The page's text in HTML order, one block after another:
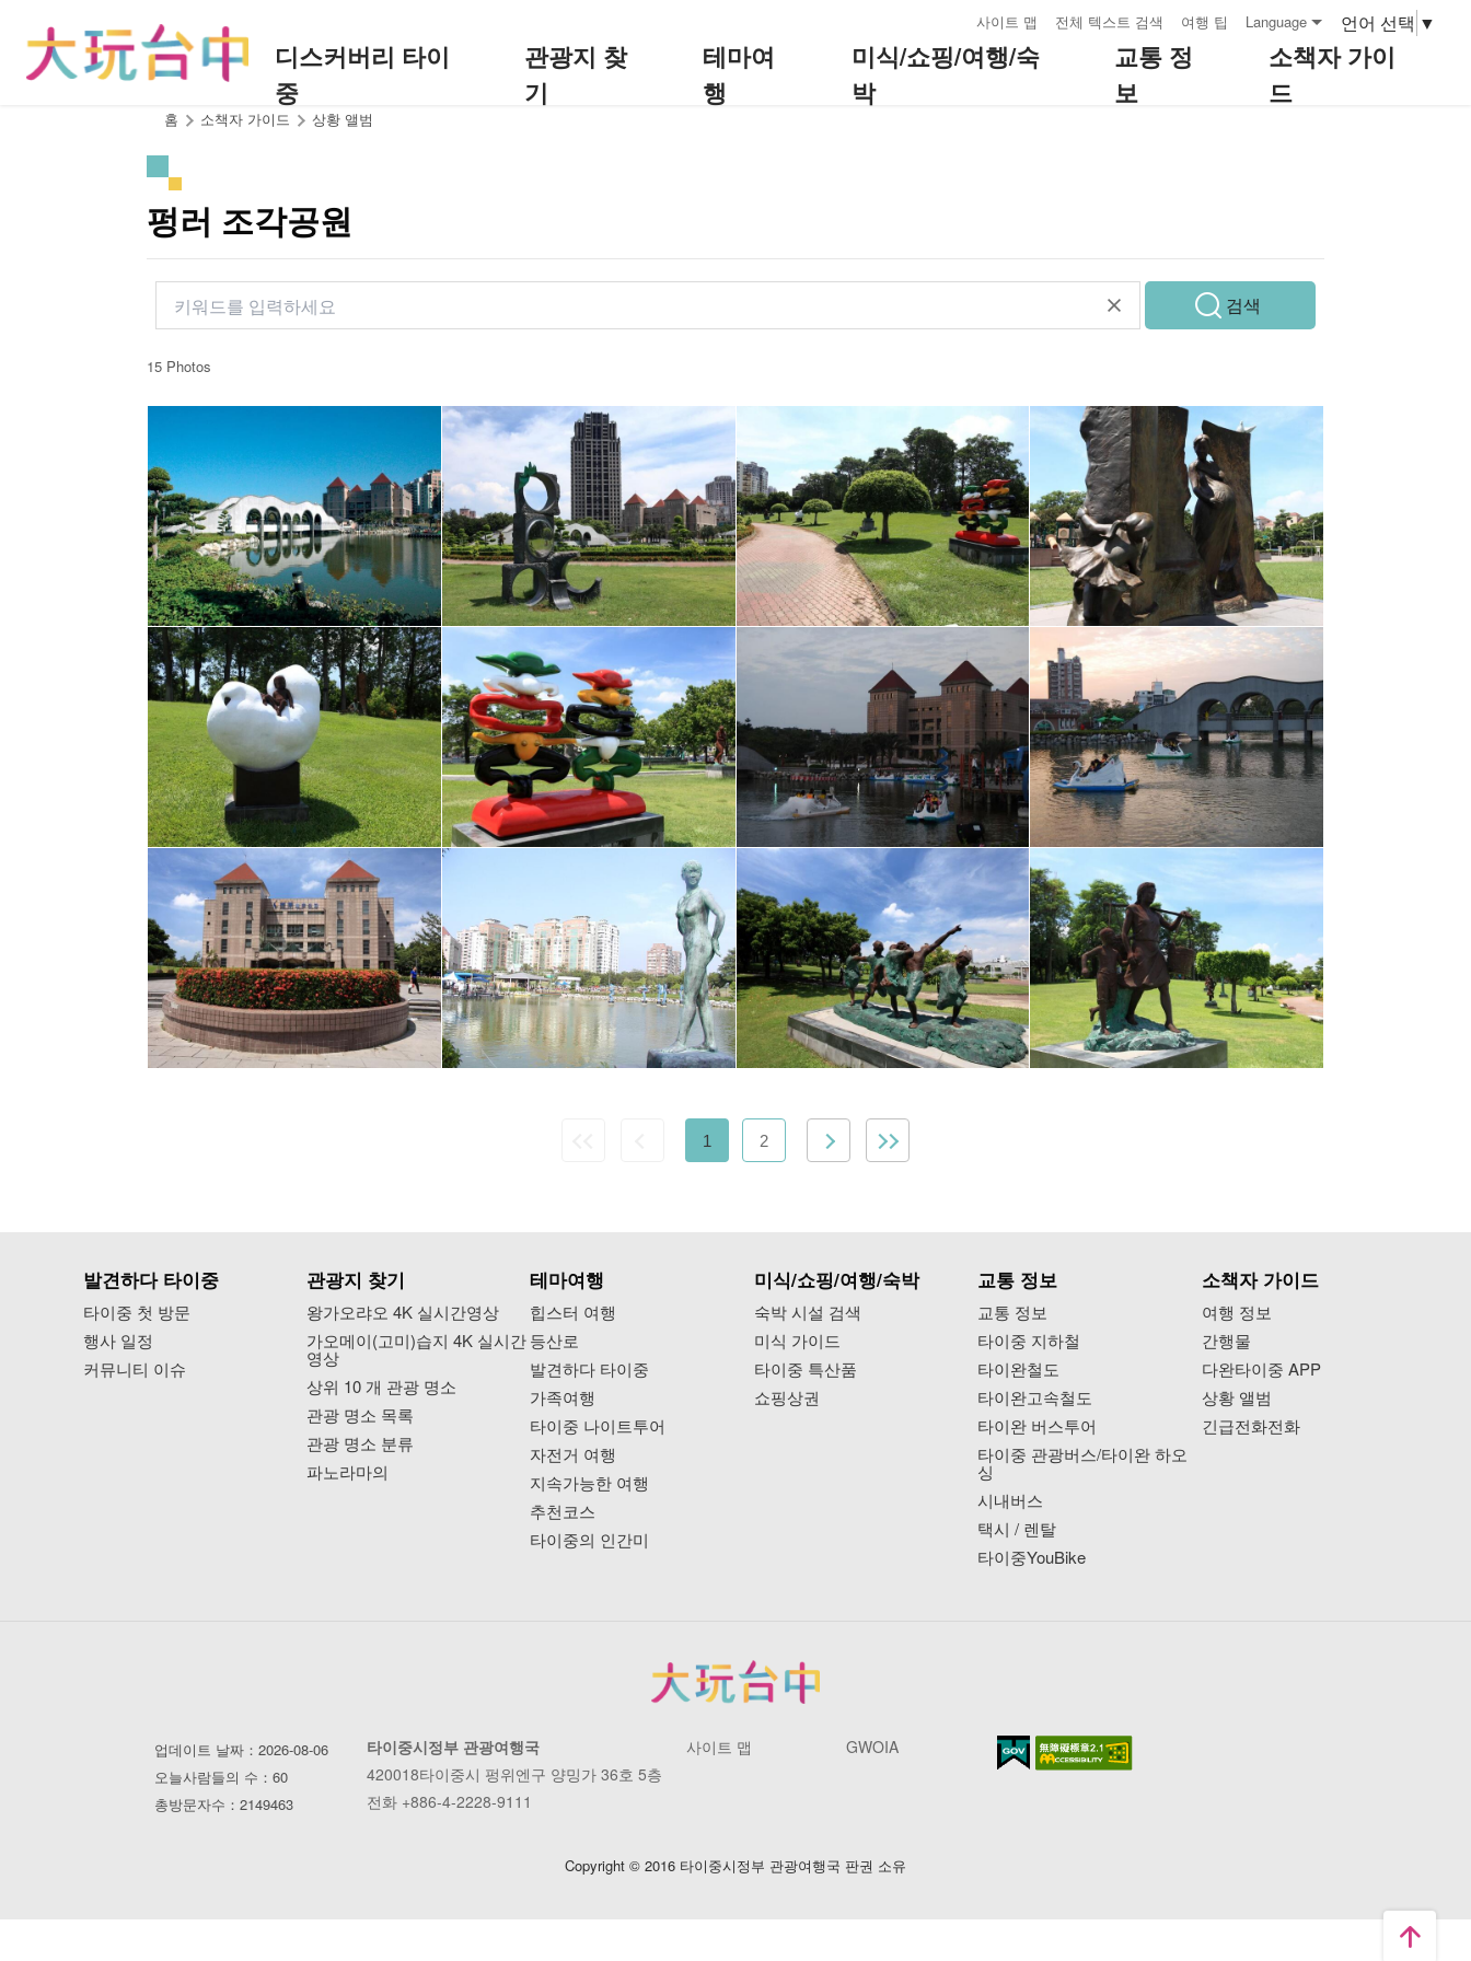
사이트 맵 전체 텍스트 검색 여행 팁 Language 언어 선택 ▼
디스커버리 타이
중
관광지 찾
기
테마여
행
미식/쇼핑/여행/숙
박
교통 정
보
소책자 가이
드
홈 소책자 가이드 상황 앨범
펑러 조각공원
검색
15 Photos
1 2
발견하다 타이중
타이중 첫 방문
행사 일정
커뮤니티 이슈
관광지 찾기
왕가오랴오 4K 실시간영상
가오메이(고미)습지 4K 실시간
영상
상위 10 개 관광 명소
관광 명소 목록
관광 명소 분류
파노라마의
테마여행
힙스터 여행
등산로
발견하다 타이중
가족여행
타이중 나이트투어
자전거 여행
지속가능한 여행
추천코스
타이중의 인간미
미식/쇼핑/여행/숙박
숙박 시설 검색
미식 가이드
타이중 특산품
쇼핑상권
교통 정보
교통 정보
타이중 지하철
타이완철도
타이완고속철도
타이완 버스투어
타이중 관광버스/타이완 하오
싱
시내버스
택시 / 렌탈
타이중YouBike
소책자 가이드
여행 정보
간행물
다완타이중 APP
상황 앨범
긴급전화전화
업데이트 날짜：2026-08-06
오늘사람들의 수：60
총방문자수：2149463
타이중시정부 관광여행국
420018타이중시 펑위엔구 양밍가 36호 5층
전화 +886-4-2228-9111
사이트 맵 GWOIA
Copyright © 2016 타이중시정부 관광여행국 판권 소유